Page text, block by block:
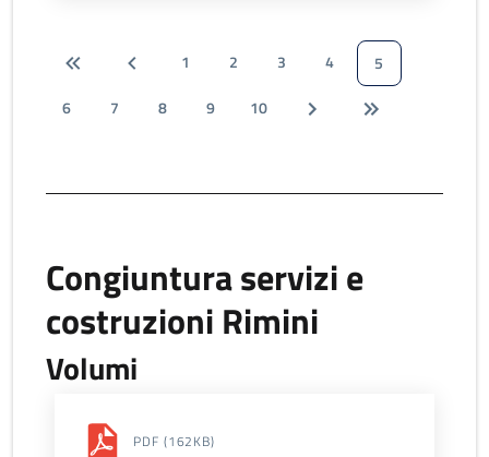
1 2 3 4
5
6
7 8 9 10
Congiuntura servizi e
costruzioni Rimini
Volumi
PDF (162KB)